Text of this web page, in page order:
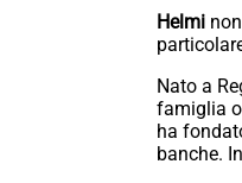
Helmi
Nato a
famiglia
ha
banche.